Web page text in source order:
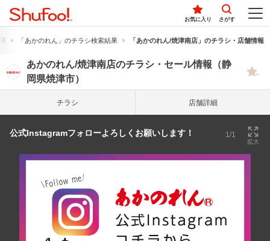
お気に入り さがす
「あかのれん」のチラシ検索結果 「あかのれん/焼津南店」のチラシ・店舗情報
あかのれん/焼津南店のチラシ・セール情報（静
岡県焼津市）
チラシ 店舗詳細
公式Instagramフォローよろしくお願いします！ 1/1
拡大